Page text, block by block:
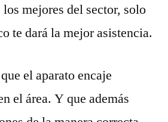
mejores del sector, solo
te dará la mejor asistencia.
el aparato encaje
el área. Y que además